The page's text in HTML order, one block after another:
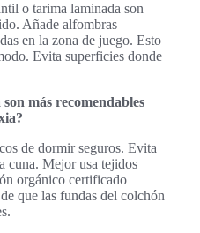
o tarima laminada son
Añade alfombras
en la zona de juego. Esto
Evita superficies donde
más recomendables
de dormir seguros. Evita
cuna. Mejor usa tejidos
orgánico certificado
que las fundas del colchón